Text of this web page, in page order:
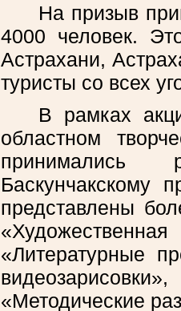
На призыв
4000 человек.
Астрахани,
туристы со всех
В рамках
областном
принимались
Баскунчакскому
представлены
«Литературные
«Методические